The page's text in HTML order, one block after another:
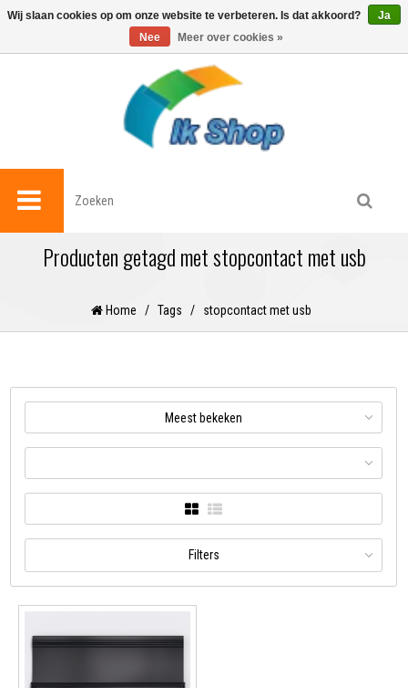
0
Producten getagd met stopcontact met usb
Home / Tags / stopcontact met usb
Meest bekeken
Filters
Wij slaan cookies op om onze website te verbeteren. Is dat akkoord?
Ja
Nee
Meer over cookies »